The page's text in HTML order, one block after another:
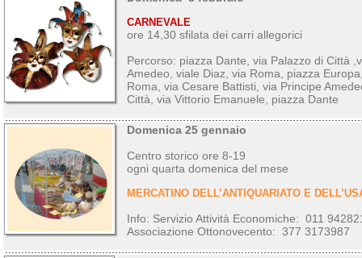
CARNEVALE
ore 14,30 sfilata dei carri allegorici
Percorso: piazza Dante, via Palazzo di Città
Amedeo, viale Diaz, via Roma, piazza
Roma, via Cesare Battisti, via Principe
Città, via Vittorio Emanuele, piazza Dante
Domenica 25 gennaio
Centro storico ore 8-19
ogni quarta domenica del mese
MERCATINO DELL’ANTIQUARIATO E
Info: Servizio Attività Economiche: 011
Associazione Ottonovecento: 377 3173987